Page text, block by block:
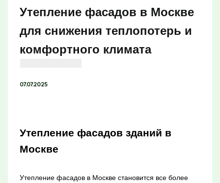
Утепление фасадов в Москве
для снижения теплопотерь и
комфортного климата
07.07.2025
Утепление фасадов зданий в
Москве
Утепление фасадов в Москве становится все более